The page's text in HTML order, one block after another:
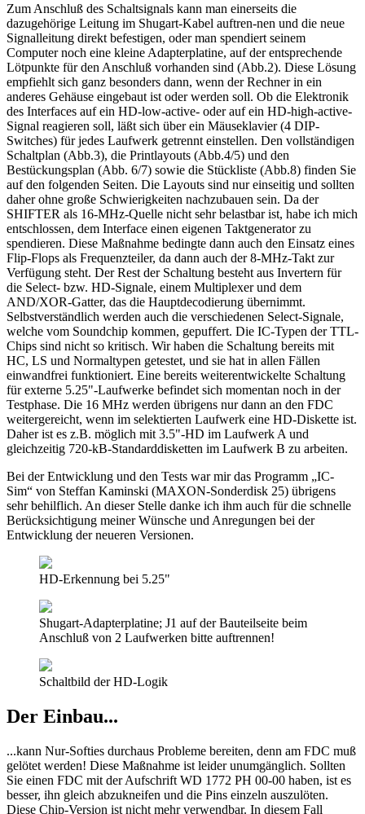
Zum Anschluß des Schaltsignals kann man einerseits die
dazugehörige Leitung im Shugart-Kabel auftren-nen und die neue
Signalleitung direkt befestigen, oder man spendiert seinem
Computer noch eine kleine Adapterplatine, auf der entsprechende
Lötpunkte für den Anschluß vorhanden sind (Abb.2). Diese Lösung
empfiehlt sich ganz besonders dann, wenn der Rechner in ein
anderes Gehäuse eingebaut ist oder werden soll. Ob die Elektronik
des Interfaces auf ein HD-low-active- oder auf ein HD-high-active-
Signal reagieren soll, läßt sich über ein Mäuseklavier (4 DIP-
Switches) für jedes Laufwerk getrennt einstellen. Den vollständigen
Schaltplan (Abb.3), die Printlayouts (Abb.4/5) und den
Bestückungsplan (Abb. 6/7) sowie die Stückliste (Abb.8) finden Sie
auf den folgenden Seiten. Die Layouts sind nur einseitig und sollten
daher ohne große Schwierigkeiten nachzubauen sein. Da der
SHIFTER als 16-MHz-Quelle nicht sehr belastbar ist, habe ich mich
entschlossen, dem Interface einen eigenen Taktgenerator zu
spendieren. Diese Maßnahme bedingte dann auch den Einsatz eines
Flip-Flops als Frequenzteiler, da dann auch der 8-MHz-Takt zur
Verfügung steht. Der Rest der Schaltung besteht aus Invertern für
die Select- bzw. HD-Signale, einem Multiplexer und dem
AND/XOR-Gatter, das die Hauptdecodierung übernimmt.
Selbstverständlich werden auch die verschiedenen Select-Signale,
welche vom Soundchip kommen, gepuffert. Die IC-Typen der TTL-
Chips sind nicht so kritisch. Wir haben die Schaltung bereits mit
HC, LS und Normaltypen getestet, und sie hat in allen Fällen
einwandfrei funktioniert. Eine bereits weiterentwickelte Schaltung
für externe 5.25"-Laufwerke befindet sich momentan noch in der
Testphase. Die 16 MHz werden übrigens nur dann an den FDC
weitergereicht, wenn im selektierten Laufwerk eine HD-Diskette ist.
Daher ist es z.B. möglich mit 3.5"-HD im Laufwerk A und
gleichzeitig 720-kB-Standarddisketten im Laufwerk B zu arbeiten.
Bei der Entwicklung und den Tests war mir das Programm „IC-
Sim“ von Steffan Kaminski (MAXON-Sonderdisk 25) übrigens
sehr behilflich. An dieser Stelle danke ich ihm auch für die schnelle
Berücksichtigung meiner Wünsche und Anregungen bei der
Entwicklung der neueren Versionen.
HD-Erkennung bei 5.25"
Shugart-Adapterplatine; J1 auf der Bauteilseite beim
Anschluß von 2 Laufwerken bitte auftrennen!
Schaltbild der HD-Logik
Der Einbau...
...kann Nur-Softies durchaus Probleme bereiten, denn am FDC muß
gelötet werden! Diese Maßnahme ist leider unumgänglich. Sollten
Sie einen FDC mit der Aufschrift WD 1772 PH 00-00 haben, ist es
besser, ihn gleich abzukneifen und die Pins einzeln auszulöten.
Diese Chip-Version ist nicht mehr verwendbar. In diesem Fall